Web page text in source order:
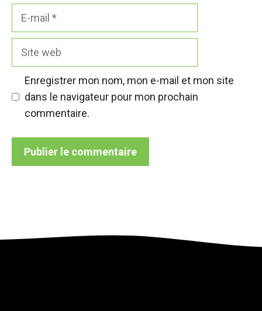
Enregistrer mon nom, mon e-mail et mon site
dans le navigateur pour mon prochain
commentaire.